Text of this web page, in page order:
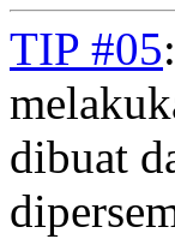
TIP #05
dibuat